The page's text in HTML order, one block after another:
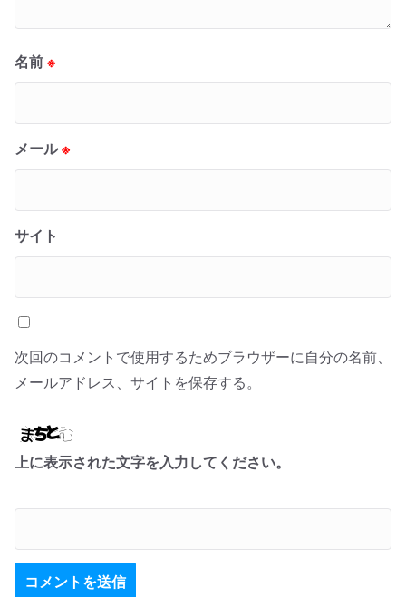
名前 ※
メール※
サイト
次回のコメントで使用するためブラウザーに自分の名前、
メールアドレス、サイトを保存する。
上に表示された文字を入力してください。